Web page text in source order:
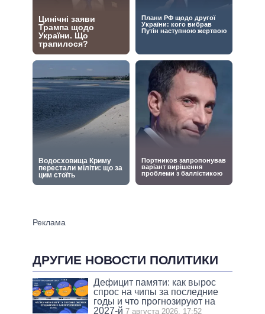
ДРУГИЕ НОВОСТИ ПОЛИТИКИ
Дефицит памяти: как вырос
спрос на чипы за последние
годы и что прогнозируют на
2027-й 7 августа 2026, 17:52